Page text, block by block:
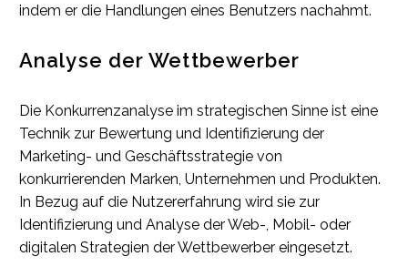
indem er die Handlungen eines Benutzers nachahmt.
Analyse der Wettbewerber
Die Konkurrenzanalyse im strategischen Sinne ist eine
Technik zur Bewertung und Identifizierung der
Marketing- und Geschäftsstrategie von
konkurrierenden Marken, Unternehmen und Produkten.
In Bezug auf die Nutzererfahrung wird sie zur
Identifizierung und Analyse der Web-, Mobil- oder
digitalen Strategien der Wettbewerber eingesetzt.